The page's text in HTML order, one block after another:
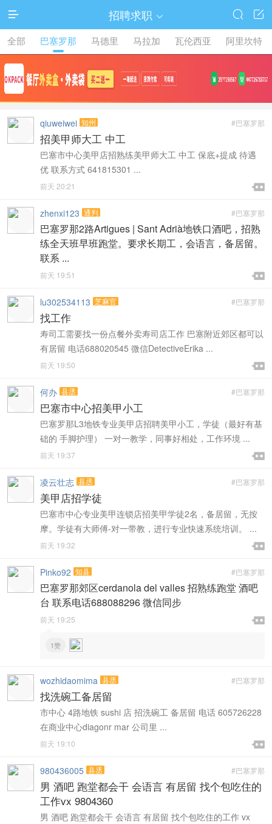
 招聘求职  

全部 巴塞罗那 马德里 马拉加 瓦伦西亚 阿里坎特
#巴塞罗那
qiuweiwei 知州
招美甲师大工 中工
巴塞市中心美甲店招熟练美甲师大工 中工 保底+提成 待遇
优 联系方式 641815301 ...

前天 20:21 
#巴塞罗那
zhenxi123 通判
巴塞罗那2路Artigues | Sant Adrià地铁口酒吧，招熟
练全天班早班跑堂。要求长期工，会语言，备居留。
联系 ...

前天 19:51 
#巴塞罗那
lu302534113 芝麻官
找工作
寿司工需要找一份点餐外卖寿司店工作 巴塞附近郊区都可以
有居留 电话688020545 微信DetectiveErika ...

前天 19:50 
#巴塞罗那
何办 县丞
巴塞市中心招美甲小工
巴塞罗那L3地铁专业美甲店招聘美甲小工，学徒（最好有基
础的 手脚护理） 一对一教学，同事好相处，工作环境 ...

前天 19:37 
#巴塞罗那
凌云壮志 县丞
美甲店招学徒
巴塞市中心专业美甲连锁店招美甲学徒2名，备居留，无按
摩。学徒有大师傅-对一带教，进行专业快速系统培训。 ...

前天 19:32 
#巴塞罗那
Pinko92 知县
巴塞罗那郊区cerdanola del valles 招熟练跑堂 酒吧
台 联系电话688088296 微信同步

前天 19:25 
1赞
#巴塞罗那
wozhidaomima 县丞
找洗碗工备居留
市中心 4路地铁 sushi 店 招洗碗工 备居留 电话 605726228
在商业中心diagonr mar 公司里 ...

前天 19:10 
#巴塞罗那
980436005 县丞
男 酒吧 跑堂都会干 会语言 有居留 找个包吃住的
工作vx 9804360
男 酒吧 跑堂都会干 会语言 有居留 找个包吃住的工作 vx